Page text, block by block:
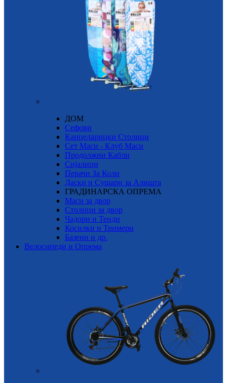
ДОМ
Сефови
Канцеларицки Столици
Сет Маси - Клуб Маси
Продолжни Кабли
Сијалици
Перачи За Коли
Даски и Сушари за Алишта
ГРАДИНАРСКА ОПРЕМА
Маси за двор
Столици за двор
Чадори и Тенди
Косилки и Тримери
Базени и др.
Велосипеди и Опрема